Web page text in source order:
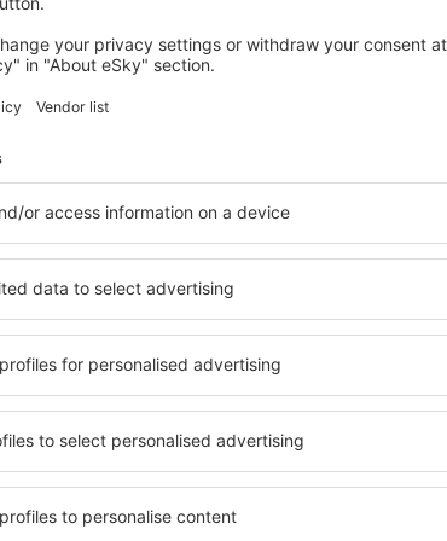
2 erbjudandentill
Paris
462 SEK